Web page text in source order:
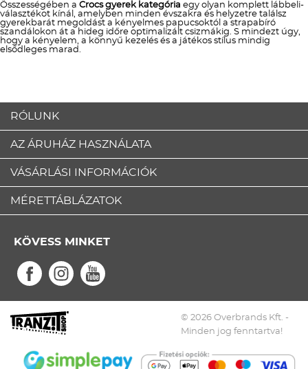
Összességében a Crocs gyerek kategória egy olyan komplett lábbeli-
választékot kínál, amelyben minden évszakra és helyzetre találsz
gyerekbarát megoldást a kényelmes papucsoktól a strapabíró
szandálokon át a hideg időre optimalizált csizmákig. S mindezt úgy,
hogy a kényelem, a könnyű kezelés és a játékos stílus mindig
elsődleges marad.
RÓLUNK
AZ ÁRUHÁZ HASZNÁLATA
VÁSÁRLÁSI INFORMÁCIÓK
MÉRETTÁBLÁZATOK
KÖVESS MINKET
© 2026 Overbrands Kft. -
Minden jog fenntartva!